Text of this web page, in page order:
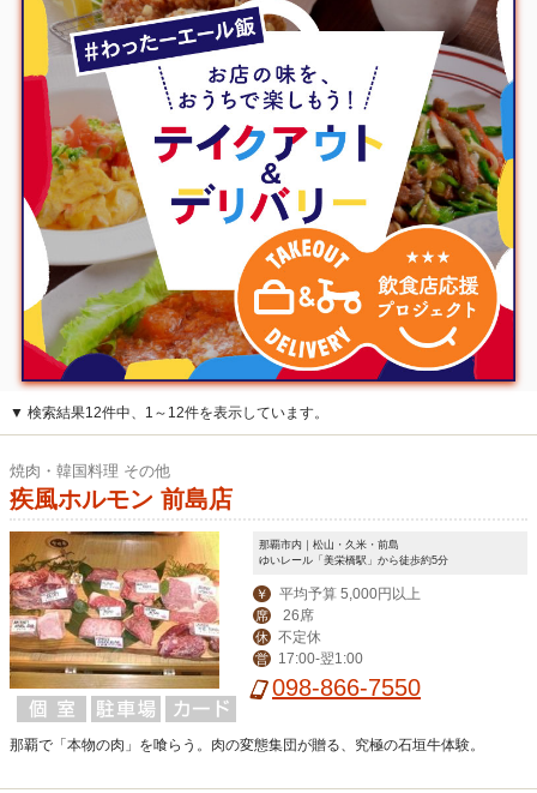
▼ 検索結果12件中、1～12件を表示しています。
焼肉・韓国料理 その他
疾風ホルモン 前島店
那覇市内｜松山・久米・前島
ゆいレール「美栄橋駅」から徒歩約5分
￥ 平均予算 5,000円以上
席 26席
休 不定休
営 17:00-翌1:00
098-866-7550
那覇で「本物の肉」を喰らう。肉の変態集団が贈る、究極の石垣牛体験。